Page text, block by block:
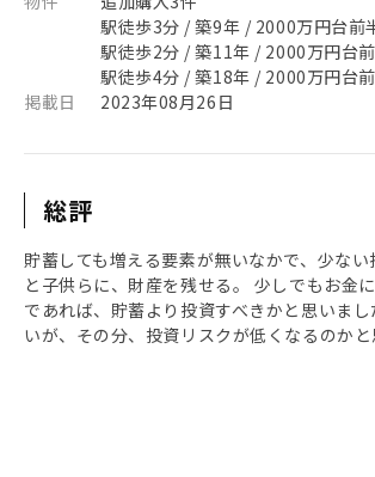
駅徒歩3分 / 築9年 / 2000万円台前
駅徒歩2分 / 築11年 / 2000万円台
駅徒歩4分 / 築18年 / 2000万円台
掲載日
2023年08月26日
総評
貯蓄しても増える要素が無いなかで、少な
と子供らに、財産を残せる。 少しでもお金
であれば、貯蓄より投資すべきかと思いま
いが、その分、投資リスクが低くなるのかと